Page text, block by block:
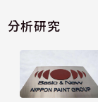
分析研究